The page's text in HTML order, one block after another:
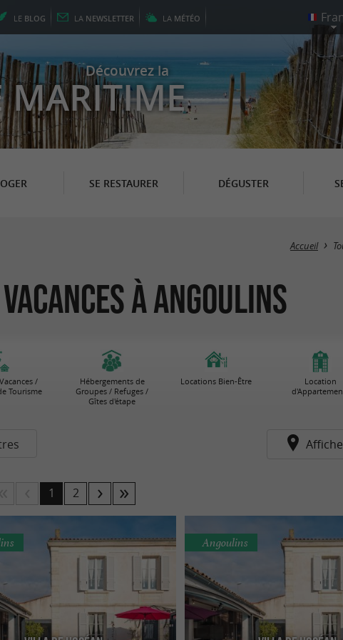
LE BLOG LA NEWSLETTER LA MÉTÉO
Découvrez la
MARITIME
SE RESTAURER DÉGUSTER
Accueil
à Angoulins
/
Tourisme
Hébergements de
Groupes / Refuges /
Gîtes d'étape
Locations Bien-Être
Location
1 2
Angoulins